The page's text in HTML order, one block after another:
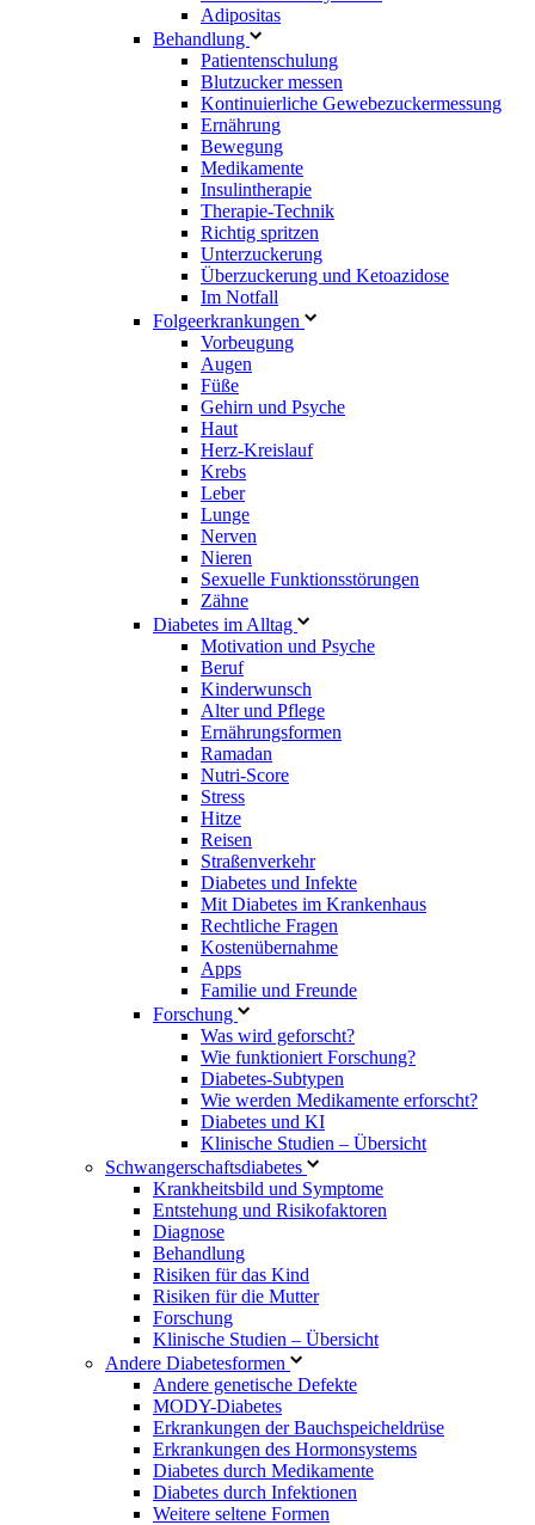
Adipositas
Behandlung
Patientenschulung
Blutzucker messen
Kontinuierliche Gewebezuckermessung
Ernährung
Bewegung
Medikamente
Insulintherapie
Therapie-Technik
Richtig spritzen
Unterzuckerung
Überzuckerung und Ketoazidose
Im Notfall
Folgeerkrankungen
Vorbeugung
Augen
Füße
Gehirn und Psyche
Haut
Herz-Kreislauf
Krebs
Leber
Lunge
Nerven
Nieren
Sexuelle Funktionsstörungen
Zähne
Diabetes im Alltag
Motivation und Psyche
Beruf
Kinderwunsch
Alter und Pflege
Ernährungsformen
Ramadan
Nutri-Score
Stress
Hitze
Reisen
Straßenverkehr
Diabetes und Infekte
Mit Diabetes im Krankenhaus
Rechtliche Fragen
Kostenübernahme
Apps
Familie und Freunde
Forschung
Was wird geforscht?
Wie funktioniert Forschung?
Diabetes-Subtypen
Wie werden Medikamente erforscht?
Diabetes und KI
Klinische Studien – Übersicht
Schwangerschaftsdiabetes
Krankheitsbild und Symptome
Entstehung und Risikofaktoren
Diagnose
Behandlung
Risiken für das Kind
Risiken für die Mutter
Forschung
Klinische Studien – Übersicht
Andere Diabetesformen
Andere genetische Defekte
MODY-Diabetes
Erkrankungen der Bauchspeicheldrüse
Erkrankungen des Hormonsystems
Diabetes durch Medikamente
Diabetes durch Infektionen
Weitere seltene Formen